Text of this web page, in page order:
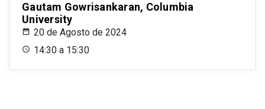
Gautam Gowrisankaran, Columbia
University
20 de Agosto de 2024
14:30 a 15:30